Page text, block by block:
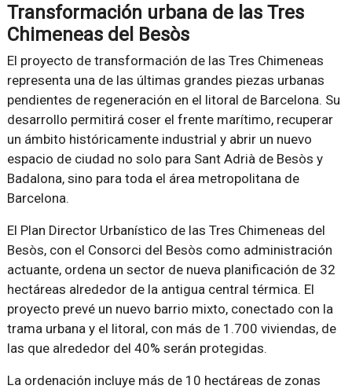
Transformación urbana de las Tres
Chimeneas del Besòs
El proyecto de transformación de las Tres Chimeneas
representa una de las últimas grandes piezas urbanas
pendientes de regeneración en el litoral de Barcelona. Su
desarrollo permitirá coser el frente marítimo, recuperar
un ámbito históricamente industrial y abrir un nuevo
espacio de ciudad no solo para Sant Adrià de Besòs y
Badalona, sino para toda el área metropolitana de
Barcelona.
El Plan Director Urbanístico de las Tres Chimeneas del
Besòs, con el Consorci del Besòs como administración
actuante, ordena un sector de nueva planificación de 32
hectáreas alrededor de la antigua central térmica. El
proyecto prevé un nuevo barrio mixto, conectado con la
trama urbana y el litoral, con más de 1.700 viviendas, de
las que alrededor del 40% serán protegidas.
La ordenación incluye más de 10 hectáreas de zonas